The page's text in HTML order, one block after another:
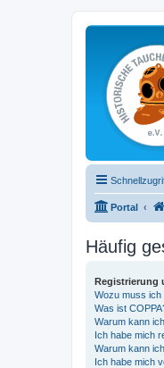
Portal
Häufig
Registrierung
Wozu muss ich
Was ist
Warum kann
Ich habe mich
Warum kann
Ich habe mich